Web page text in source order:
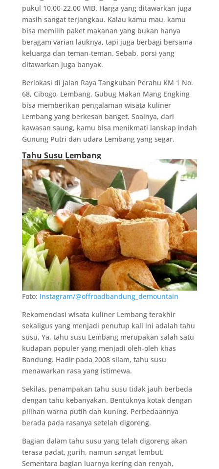
pukul 10.00-22.00 WIB. Harga yang ditawarkan juga
masih sangat terjangkau. Kalau kamu mau, kamu
bisa memilih paket makanan yang bukan hanya
beragam varian lauknya, tapi juga berbagi bersama
keluarga dan teman-teman. Sebab, porsi yang
ditawarkan juga banyak.
Berlokasi di Jalan Raya Tangkuban Perahu KM 1 No.
68, Cibogo, Lembang, Gubug Makan Mang Engking
bisa memberikan pengalaman wisata kuliner
Lembang yang berkesan banget. Soalnya, dari
kawasan saung, kamu bisa menikmati lanskap indah
Gunung Putri dan udara Lembang yang segar.
Tahu Susu Lembang
Foto: Instagram/@offroadbandung_demountain
Rekomendasi wisata kuliner Lembang terakhir
sekaligus yang menjadi penutup kali ini adalah tahu
susu. Ya, tahu susu Lembang merupakan salah satu
kudapan populer yang menjadi oleh-oleh khas
Bandung. Hadir pada 2008 silam, tahu susu
menawarkan rasa yang istimewa.
Sekilas, penampakan tahu susu tidak jauh berbeda
dengan tahu kebanyakan. Bentuknya kotak dengan
pilihan warna putih dan kuning. Perbedaannya
berada pada rasanya setelah digoreng.
Bagian dalam tahu susu yang telah digoreng akan
terasa padat, gurih, namun sangat lembut.
Sementara bagian luarnya kering dan renyah,